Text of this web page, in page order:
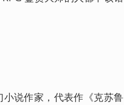
说作家，代表作《克苏鲁